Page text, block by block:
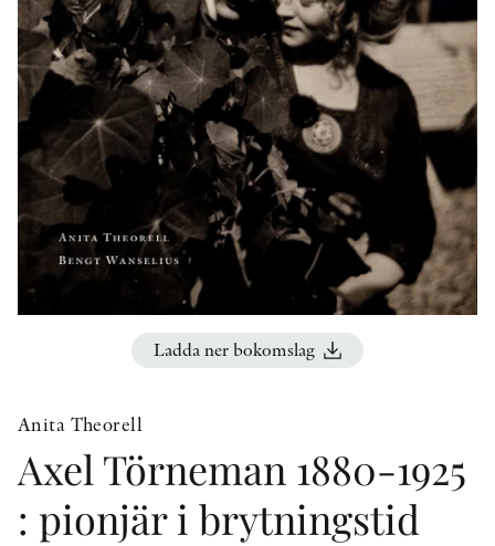
VIDEOGALLERI
UTMÄRKELSER
ÖVRIGA FORMAT
PRESSKONTAKT
PEER REVIEW-PROCESSEN
Ladda ner bokomslag
Anita Theorell
Axel Törneman 1880-1925
: pionjär i brytningstid